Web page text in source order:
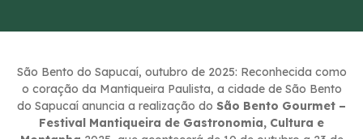
São Bento do Sapucaí, outubro de 2025: Reconhecida como
o coração da Mantiqueira Paulista, a cidade de São Bento
do Sapucaí anuncia a realização do São Bento Gourmet –
Festival Mantiqueira de Gastronomia, Cultura e